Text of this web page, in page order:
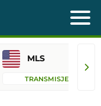
MLS
TRANSMISJE